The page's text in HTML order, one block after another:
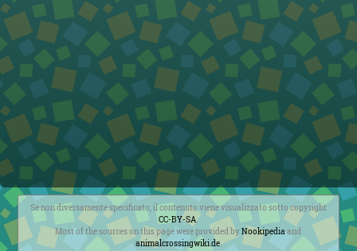
Se non diversamente specificato, il contenuto viene visualizzato sotto copyright
CC-BY-SA.
Most of the sources on this page were provided byNookipedia and
animalcrossingwiki.de.